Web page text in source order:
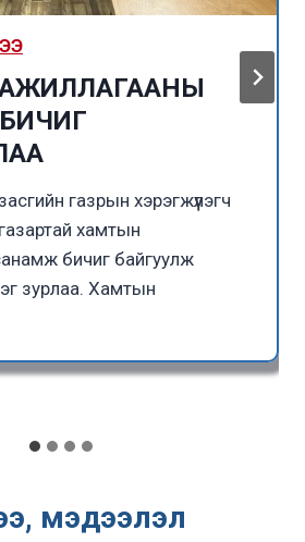
газрын хэрэгжүүлэгч
хамтын
бичиг байгуулж
зурлаа. Хамтын
мэдээлэл